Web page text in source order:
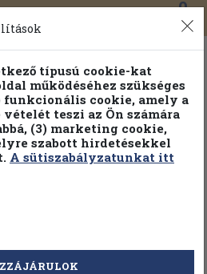
0
Válasszon példányt
típusú cookie-kat
működéséhez szükséges
cookie, amely a
teszi az Ön számára
(3) marketing cookie,
szabott hirdetésekkel
A sütiszabályzatunkat itt